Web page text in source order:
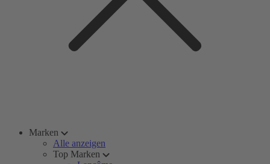
Marken
Alle anzeigen
Top Marken